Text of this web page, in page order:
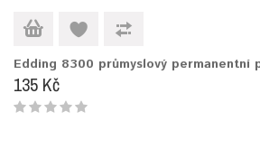
Edding 8300 průmyslový permanentní
135 Kč